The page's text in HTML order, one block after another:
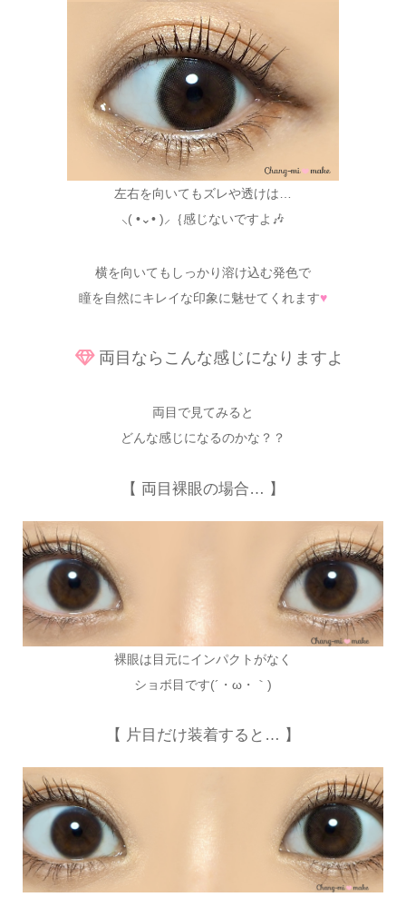
左右を向いてもズレや透けは…
⸜( •⌄• )⸝｛感じないですよ🎶
横を向いてもしっかり溶け込む発色で
瞳を自然にキレイな印象に魅せてくれます♥
両目ならこんな感じになりますよ
両目で見てみると
どんな感じになるのかな？？
【 両目裸眼の場合… 】
裸眼は目元にインパクトがなく
ショボ目です(´・ω・｀)
【 片目だけ装着すると… 】